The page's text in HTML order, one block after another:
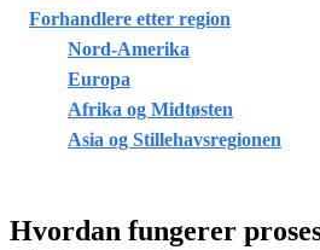
Forhandlere etter region
Nord-Amerika
Europa
Afrika og Midtøsten
Asia og Stillehavsregionen
Hvordan fungerer